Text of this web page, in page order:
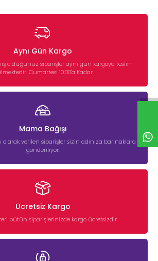
Aynı Gün Kargo
olduğunuz siparişler aynı gün kargoya teslim
Cumartesi 10:00'a Kadar
Mama Bağışı
olarak verilen siparişler sizin adınıza barınaklara
gönderiliyor.
Ücretsiz Kargo
bütün siparişlerinizde kargo ücretsizdir.